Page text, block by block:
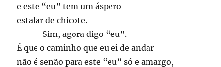
e este “eu” tem um áspero
estalar de chicote.
Sim, agora digo “eu”.
É que o caminho que eu ei de andar
não é senão para este “eu” só e amargo,